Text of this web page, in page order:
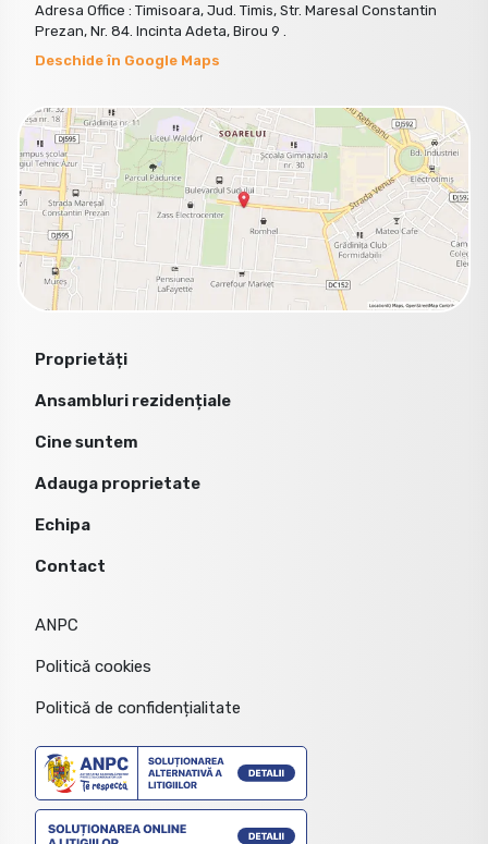
Adresa Office : Timisoara, Jud. Timis, Str. Maresal Constantin
Prezan, Nr. 84. Incinta Adeta, Birou 9 .
Deschide în Google Maps
Proprietăți
Ansambluri rezidențiale
Cine suntem
Adauga proprietate
Echipa
Contact
ANPC
Politică cookies
Politică de confidențialitate